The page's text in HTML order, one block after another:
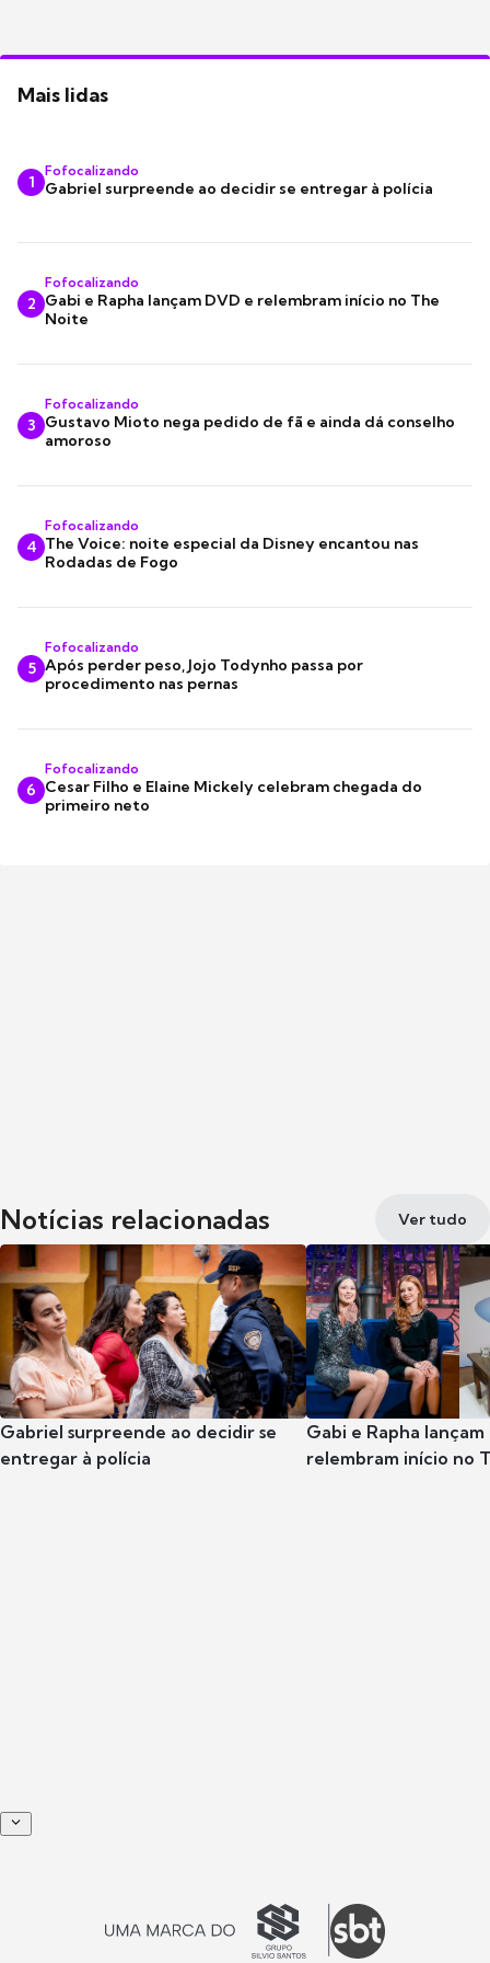
Mais lidas
1
Fofocalizando
Gabriel surpreende ao decidir se entregar à polícia
2
Fofocalizando
Gabi e Rapha lançam DVD e relembram início no The
Noite
3
Fofocalizando
Gustavo Mioto nega pedido de fã e ainda dá conselho
amoroso
4
Fofocalizando
The Voice: noite especial da Disney encantou nas
Rodadas de Fogo
5
Fofocalizando
Após perder peso, Jojo Todynho passa por
procedimento nas pernas
6
Fofocalizando
Cesar Filho e Elaine Mickely celebram chegada do
primeiro neto
Notícias relacionadas Ver tudo
Gabriel surpreende ao decidir se
entregar à polícia
Gabi e Rapha
relembram início no